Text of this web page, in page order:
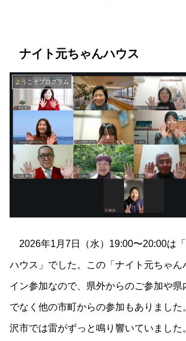
ナイト元ちゃんハウス
ようこそプログラム
2026年1月7日（水）19:00〜20:00は
ハウス」でした。この「ナイト元ちゃん
イン参加なので、県外からのご参加や県
でなく他の市町からの参加もありました
沢市では雷がずっと鳴り響いていました